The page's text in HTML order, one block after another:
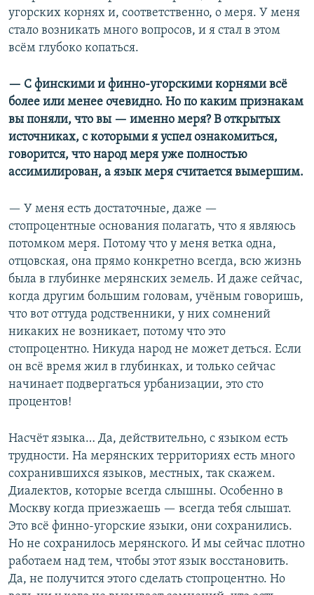
угорских корнях и, соответственно, о меря. У меня
стало возникать много вопросов, и я стал в этом
всём глубоко копаться.
— С финскими и финно-угорскими корнями всё
более или менее очевидно. Но по каким признакам
вы поняли, что вы — именно меря? В открытых
источниках, с которыми я успел ознакомиться,
говорится, что народ меря уже полностью
ассимилирован, а язык меря считается вымершим.
— У меня есть достаточные, даже —
стопроцентные основания полагать, что я являюсь
потомком меря. Потому что у меня ветка одна,
отцовская, она прямо конкретно всегда, всю жизнь
была в глубинке мерянских земель. И даже сейчас,
когда другим большим головам, учёным говоришь,
что вот оттуда родственники, у них сомнений
никаких не возникает, потому что это
стопроцентно. Никуда народ не может деться. Если
он всё время жил в глубинках, и только сейчас
начинает подвергаться урбанизации, это сто
процентов!
Насчёт языка… Да, действительно, с языком есть
трудности. На мерянских территориях есть много
сохранившихся языков, местных, так скажем.
Диалектов, которые всегда слышны. Особенно в
Москву когда приезжаешь — всегда тебя слышат.
Это всё финно-угорские языки, они сохранились.
Но не сохранилось мерянского. И мы сейчас плотно
работаем над тем, чтобы этот язык восстановить.
Да, не получится этого сделать стопроцентно. Но